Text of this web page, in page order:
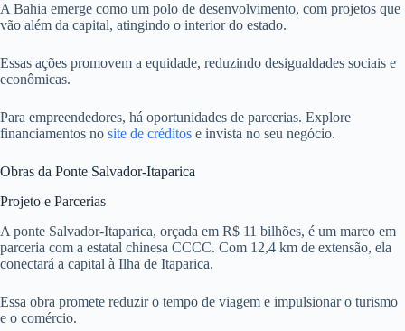
A Bahia emerge como um polo de desenvolvimento, com projetos que
vão além da capital, atingindo o interior do estado.
Essas ações promovem a equidade, reduzindo desigualdades sociais e
econômicas.
Para empreendedores, há oportunidades de parcerias. Explore
financiamentos no site de créditos e invista no seu negócio.
Obras da Ponte Salvador-Itaparica
Projeto e Parcerias
A ponte Salvador-Itaparica, orçada em R$ 11 bilhões, é um marco em
parceria com a estatal chinesa CCCC. Com 12,4 km de extensão, ela
conectará a capital à Ilha de Itaparica.
Essa obra promete reduzir o tempo de viagem e impulsionar o turismo
e o comércio.